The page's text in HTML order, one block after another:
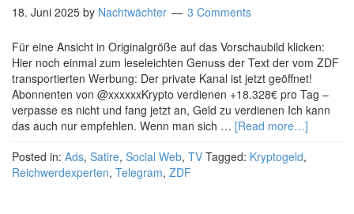
18. Juni 2025 by Nachtwächter 3 Comments
Für eine Ansicht in Originalgröße auf das Vorschaubild klicken:
Hier noch einmal zum leseleichten Genuss der Text der vom ZDF
transportierten Werbung: Der private Kanal ist jetzt geöffnet!
Abonnenten von @xxxxxxKrypto verdienen +18.328€ pro Tag –
verpasse es nicht und fang jetzt an, Geld zu verdienen Ich kann
das auch nur empfehlen. Wenn man sich … [Read more…]
Posted in: Ads, Satire, Social Web, TV Tagged: Kryptogeld,
Reichwerdexperten, Telegram, ZDF